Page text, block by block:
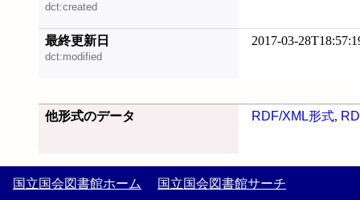
dct:created
最終更新日
dct:modified
2017-03-
他形式のデータ RDF/XML形式,
国立国会図書館ホーム 国立国会図書館サーチ